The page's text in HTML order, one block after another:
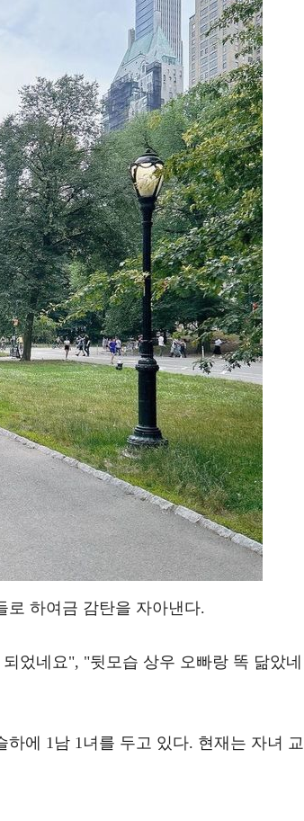
로 하여금 감탄을 자아낸다.
었네요", "뒷모습 상우 오빠랑 똑 닮았네
에 1남 1녀를 두고 있다. 현재는 자녀 교